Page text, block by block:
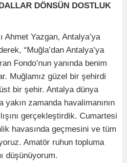
DÖNSÜN DOSTLUK
Ahmet Yazgan, Antalya’ya
“Muğla’dan Antalya’ya
Fondo’nun yanında benim
Muğlamız güzel bir şehirdi
bir şehir. Antalya dünya
zamanda havalimanının
gerçekleştirdik. Cumartesi
havasında geçmesini ve tüm
Amatör ruhun topluma
düşünüyorum.